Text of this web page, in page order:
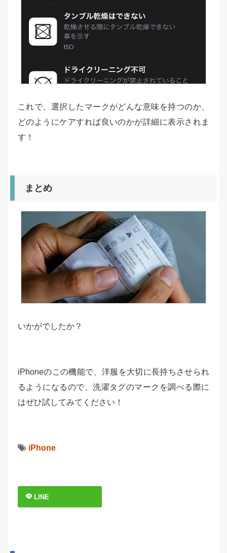
これで、選択したマークがどんな意味を持つのか、
どのようにケアすれば良いのかが詳細に表示されま
す！
まとめ
いかがでしたか？
iPhoneのこの機能で、洋服を大切に長持ちさせられ
るようになるので、洗濯タグのマークを調べる際に
はぜひ試してみてください！
iPhone
LINE